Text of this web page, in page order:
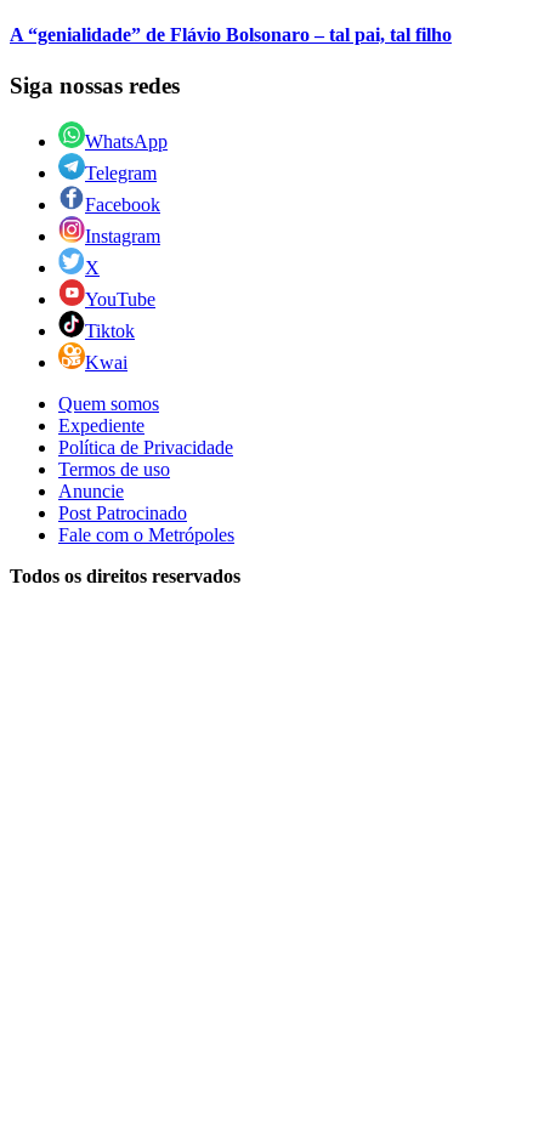
A “genialidade” de Flávio Bolsonaro – tal pai, tal filho
Siga nossas redes
WhatsApp
Telegram
Facebook
Instagram
X
YouTube
Tiktok
Kwai
Quem somos
Expediente
Política de Privacidade
Termos de uso
Anuncie
Post Patrocinado
Fale com o Metrópoles
Todos os direitos reservados